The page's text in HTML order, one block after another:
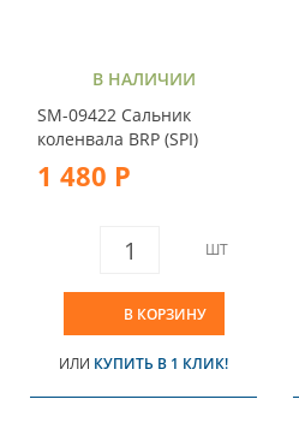
В НАЛИЧИИ
SM-09422 Сальник
коленвала BRP (SPI)
1 480 Р
ШТ
В КОРЗИНУ
ИЛИ КУПИТЬ В 1 КЛИК!